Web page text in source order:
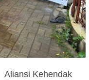
Aliansi Kehendak